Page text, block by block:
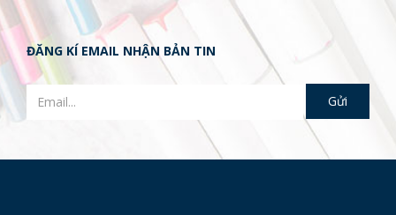
ĐĂNG KÍ EMAIL NHẬN BẢN TIN